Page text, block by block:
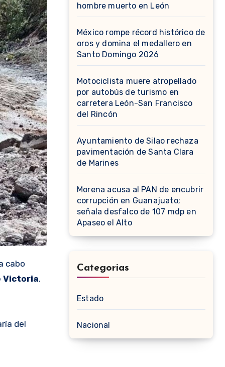
cabo
Victoria.
del
hombre muerto en León
México rompe récord histórico de
oros y domina el medallero en
Santo Domingo 2026
Motociclista muere atropellado
por autobús de turismo en
carretera León-San Francisco
del Rincón
Ayuntamiento de Silao rechaza
pavimentación de Santa Clara
de Marines
Morena acusa al PAN de encubrir
corrupción en Guanajuato;
señala desfalco de 107 mdp en
Apaseo el Alto
Categorias
Estado
Nacional